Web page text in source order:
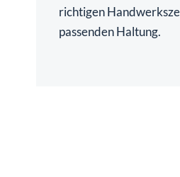
richtigen
passenden Haltung.